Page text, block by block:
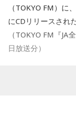
（TOKYO FM）に
にCDリリースされ
（TOKYO FM『
日放送分）